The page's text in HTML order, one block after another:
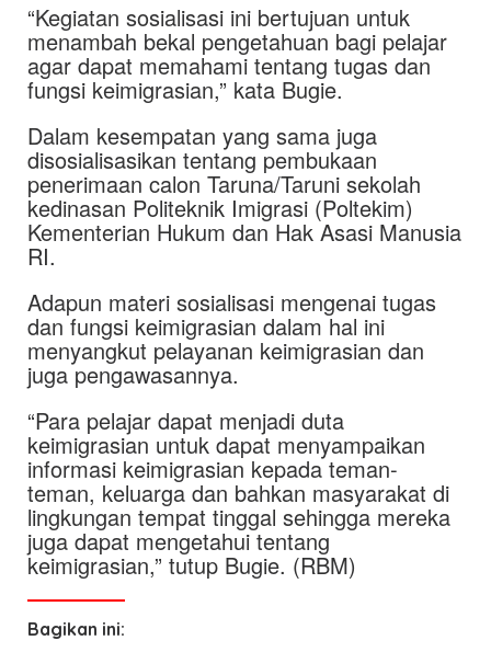
“Kegiatan sosialisasi ini bertujuan untuk
menambah bekal pengetahuan bagi pelajar
agar dapat memahami tentang tugas dan
fungsi keimigrasian,” kata Bugie.
Dalam kesempatan yang sama juga
disosialisasikan tentang pembukaan
penerimaan calon Taruna/Taruni sekolah
kedinasan Politeknik Imigrasi (Poltekim)
Kementerian Hukum dan Hak Asasi Manusia
RI.
Adapun materi sosialisasi mengenai tugas
dan fungsi keimigrasian dalam hal ini
menyangkut pelayanan keimigrasian dan
juga pengawasannya.
“Para pelajar dapat menjadi duta
keimigrasian untuk dapat menyampaikan
informasi keimigrasian kepada teman-
teman, keluarga dan bahkan masyarakat di
lingkungan tempat tinggal sehingga mereka
juga dapat mengetahui tentang
keimigrasian,” tutup Bugie. (RBM)
Bagikan ini: